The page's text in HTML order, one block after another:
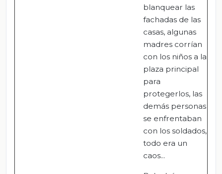
blanquear las
fachadas de las
casas, algunas
madres corrían
con los niños a la
plaza principal
para
protegerlos, las
demás personas
se enfrentaban
con los soldados,
todo era un
caos...